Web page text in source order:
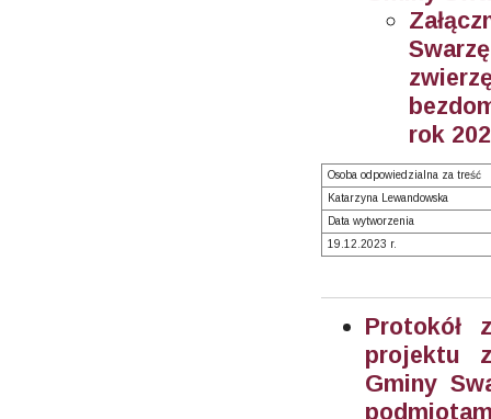
rok
Osoba odpowiedzialna za treść
Katarzyna Lewandowska
Data wytworzenia
19.12.2023 r.
Protokół
projektu
Gminy